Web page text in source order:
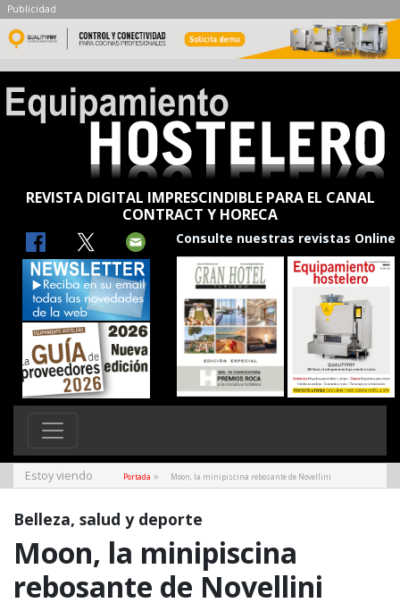
Publicidad
REVISTA DIGITAL IMPRESCINDIBLE PARA EL CANAL
CONTRACT Y HORECA
Consulte nuestras revistas Online
Estoy viendo Portada » Moon, la minipiscina rebosante de Novellini
Belleza, salud y deporte
Moon, la minipiscina
rebosante de Novellini